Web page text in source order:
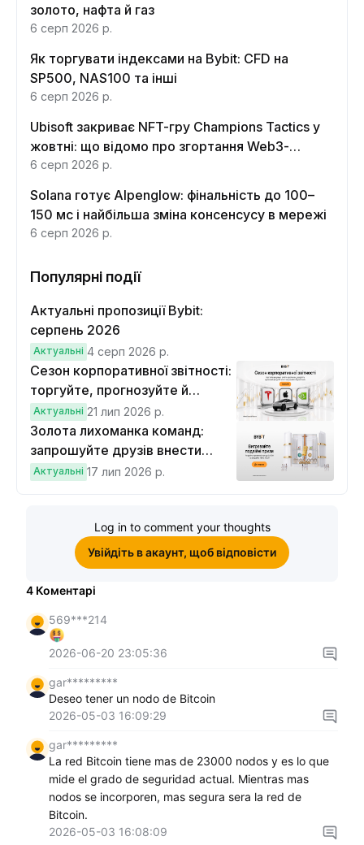
золото, нафта й газ
6 серп 2026 р.
Як торгувати індексами на Bybit: CFD на
SP500, NAS100 та інші
6 серп 2026 р.
Ubisoft закриває NFT-гру Champions Tactics у
жовтні: що відомо про згортання Web3-
функцій
6 серп 2026 р.
Solana готує Alpenglow: фінальність до 100–
150 мс і найбільша зміна консенсусу в мережі
6 серп 2026 р.
Популярні події
Актуальні пропозиції Bybit:
серпень 2026
Актуальні 4 серп 2026 р.
Сезон корпоративної звітності:
торгуйте, прогнозуйте й
вигравайте Cybertruck
Актуальні 21 лип 2026 р.
Золота лихоманка команд:
запрошуйте друзів внести
депозит на $100 і торгувати на
Актуальні 17 лип 2026 р.
Log in to comment your thoughts
Увійдіть в акаунт, щоб відповісти
4 Коментарі
569***214
2026-06-20 23:05:36
gar*********
Deseo tener un nodo de Bitcoin
2026-05-03 16:09:29
gar*********
La red Bitcoin tiene mas de 23000 nodos y es lo que
mide el grado de seguridad actual. Mientras mas
nodos se incorporen, mas segura sera la red de
Bitcoin.
2026-05-03 16:08:09